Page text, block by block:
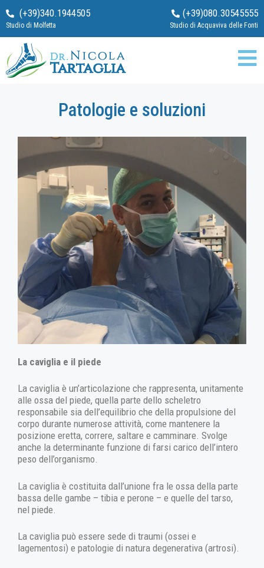
(+39)340.1944505
Studio di Molfetta
(+39)080.30545555
Studio di Acquaviva delle Fonti
Patologie e soluzioni
La caviglia e il piede
La caviglia è un’articolazione che rappresenta, unitamente
alle ossa del piede, quella parte dello scheletro
responsabile sia dell’equilibrio che della propulsione del
corpo durante numerose attività, come mantenere la
posizione eretta, correre, saltare e camminare. Svolge
anche la determinante funzione di farsi carico dell’intero
peso dell’organismo.
La caviglia è costituita dall’unione fra le ossa della parte
bassa delle gambe – tibia e perone – e quelle del tarso,
nel piede.
La caviglia può essere sede di traumi (ossei e
lagementosi) e patologie di natura degenerativa (artrosi).